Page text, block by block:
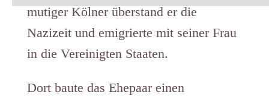
mutiger Kölner überstand er die
Nazizeit und emigrierte mit seiner Frau
in die Vereinigten Staaten.
Dort baute das Ehepaar einen